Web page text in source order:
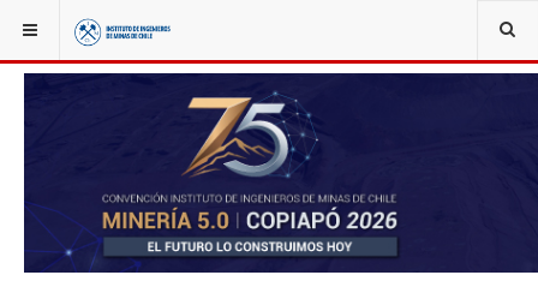
YOU ARE HERE: NOTICIAS